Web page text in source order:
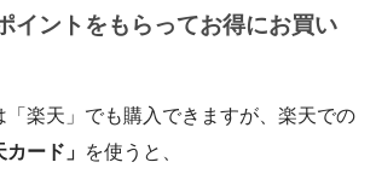
イントをもらってお得にお買い
「楽天」でも購入できますが、楽天での
カード」 を使うと、